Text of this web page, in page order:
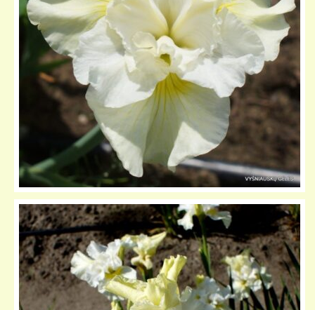
KELIONIŲ GALERIJA